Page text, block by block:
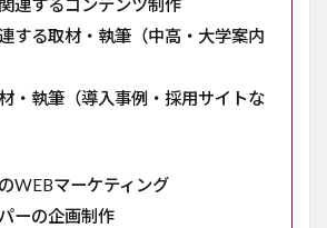
する取材・執筆（中高・大学案内
・執筆（導入事例・採用サイトな
WEBマーケティング
ーの企画制作